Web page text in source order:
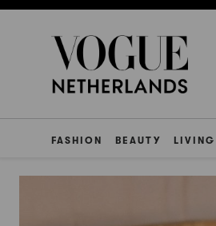
FASHION BEAUTY LIVING